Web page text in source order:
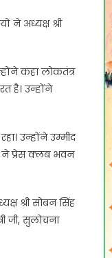
ने अध्यक्ष श्री
कहा लोकतंत्र
है। उन्होंने
उन्होंने उम्मीद
ने प्रेस क्लब भवन
श्री सोबन सिंह
जी, सुलोचना